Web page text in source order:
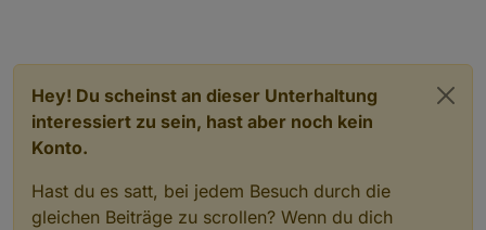
Hey! Du scheinst an dieser Unterhaltung
interessiert zu sein, hast aber noch kein
Konto.
Hast du es satt, bei jedem Besuch durch die
gleichen Beiträge zu scrollen? Wenn du dich